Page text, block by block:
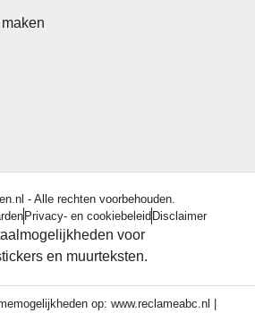
- Alle rechten voorbehouden.
Privacy- en cookiebeleid Disclaimer
op: www.reclameabc.nl